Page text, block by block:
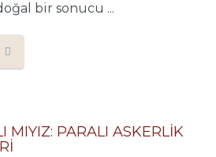
bir sonucu ...
MIYIZ: PARALI ASKERLİK